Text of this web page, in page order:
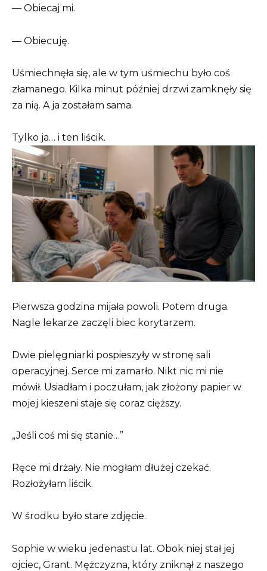
— Obiecaj mi.
— Obiecuję.
Uśmiechnęła się, ale w tym uśmiechu było coś
złamanego. Kilka minut później drzwi zamknęły się
za nią. A ja zostałam sama.
Tylko ja… i ten liścik.
Pierwsza godzina mijała powoli. Potem druga.
Nagle lekarze zaczęli biec korytarzem.
Dwie pielęgniarki pospieszyły w stronę sali
operacyjnej. Serce mi zamarło. Nikt nic mi nie
mówił. Usiadłam i poczułam, jak złożony papier w
mojej kieszeni staje się coraz cięższy.
„Jeśli coś mi się stanie…”
Ręce mi drżały. Nie mogłam dłużej czekać.
Rozłożyłam liścik.
W środku było stare zdjęcie.
Sophie w wieku jedenastu lat. Obok niej stał jej
ojciec, Grant. Mężczyzna, który zniknął z naszego